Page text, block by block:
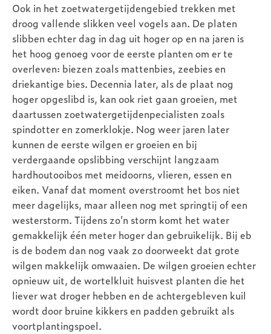
Ook in het zoetwatergetijdengebied trekken met
droog vallende slikken veel vogels aan. De platen
slibben echter dag in dag uit hoger op en na jaren is
het hoog genoeg voor de eerste planten om er te
overleven: biezen zoals mattenbies, zeebies en
driekantige bies. Decennia later, als de plaat nog
hoger opgeslibd is, kan ook riet gaan groeien, met
daartussen zoetwatergetijdenpecialisten zoals
spindotter en zomerklokje. Nog weer jaren later
kunnen de eerste wilgen er groeien en bij
verdergaande opslibbing verschijnt langzaam
hardhoutooibos met meidoorns, vlieren, essen en
eiken. Vanaf dat moment overstroomt het bos niet
meer dagelijks, maar alleen nog met springtij of een
westerstorm. Tijdens zo’n storm komt het water
gemakkelijk één meter hoger dan gebruikelijk. Bij eb
is de bodem dan nog vaak zo doorweekt dat grote
wilgen makkelijk omwaaien. De wilgen groeien echter
opnieuw uit, de wortelkluit huisvest planten die het
liever wat droger hebben en de achtergebleven kuil
wordt door bruine kikkers en padden gebruikt als
voortplantingspoel.